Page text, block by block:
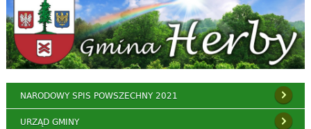
NARODOWY SPIS POWSZECHNY 2021
URZĄD GMINY